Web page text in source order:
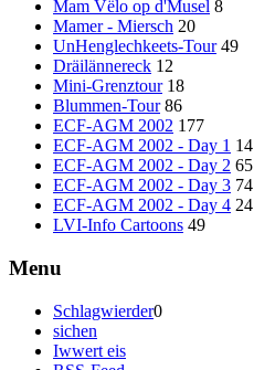
Mam Vëlo op d'Musel 8
Mamer - Miersch 20
UnHenglechkeets-Tour 49
Dräilännereck 12
Mini-Grenztour 18
Blummen-Tour 86
ECF-AGM 2002 177
ECF-AGM 2002 - Day 1 14
ECF-AGM 2002 - Day 2 65
ECF-AGM 2002 - Day 3 74
ECF-AGM 2002 - Day 4 24
LVI-Info Cartoons 49
Menu
Schlagwierder0
sichen
Iwwert eis